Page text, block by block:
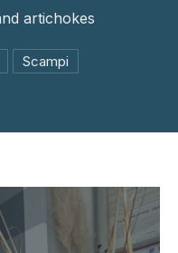
artichokes
Scampi